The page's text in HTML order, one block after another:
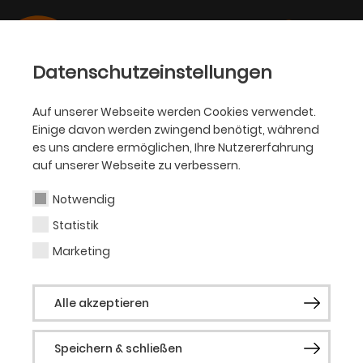
Datenschutzeinstellungen
Auf unserer Webseite werden Cookies verwendet.
Einige davon werden zwingend benötigt, während
es uns andere ermöglichen, Ihre Nutzererfahrung
auf unserer Webseite zu verbessern.
Notwendig
Statistik
Marketing
Alle akzeptieren
Speichern & schließen
08.04.2025 THEATER, SCHAUSPIEL, KJT
Schauspiel und Kinder-
und Jugendtheater
stellen ihre Spielpläne
25|26 vor
Theater als Raum für Resonanz, Widerspruch
und Zusammensein // Von Cornelia Funke bis
zum Musical